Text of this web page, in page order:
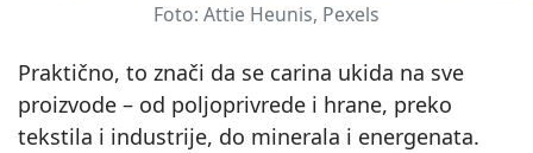
Foto: Attie Heunis, Pexels
Praktično, to znači da se carina ukida na sve
proizvode – od poljoprivrede i hrane, preko
tekstila i industrije, do minerala i energenata.